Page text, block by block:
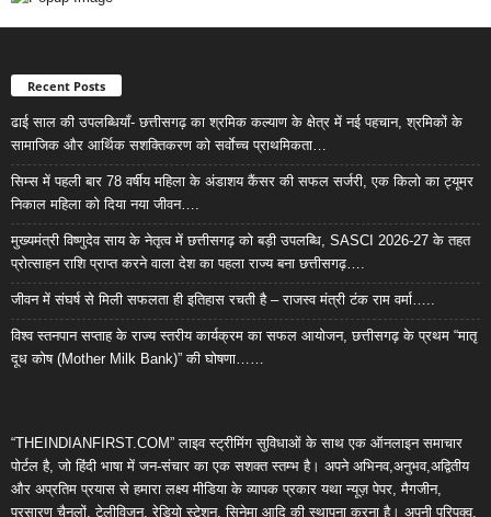
Recent Posts
ढाई साल की उपलब्धियाँ- छत्तीसगढ़ का श्रमिक कल्याण के क्षेत्र में नई पहचान, श्रमिकों के
सामाजिक और आर्थिक सशक्तिकरण को सर्वाेच्च प्राथमिकता…
सिम्स में पहली बार 78 वर्षीय महिला के अंडाशय कैंसर की सफल सर्जरी, एक किलो का ट्यूमर
निकाल महिला को दिया नया जीवन….
मुख्यमंत्री विष्णुदेव साय के नेतृत्व में छत्तीसगढ़ को बड़ी उपलब्धि, SASCI 2026-27 के तहत
प्रोत्साहन राशि प्राप्त करने वाला देश का पहला राज्य बना छत्तीसगढ़….
जीवन में संघर्ष से मिली सफलता ही इतिहास रचती है – राजस्व मंत्री टंक राम वर्मा…..
विश्व स्तनपान सप्ताह के राज्य स्तरीय कार्यक्रम का सफल आयोजन, छत्तीसगढ़ के प्रथम “मातृ
दूध कोष (Mother Milk Bank)” की घोषणा……
“THEINDIANFIRST.COM” लाइव स्ट्रीमिंग सुविधाओं के साथ एक ऑनलाइन समाचार
पोर्टल है, जो हिंदी भाषा में जन-संचार का एक सशक्त स्तम्भ है। अपने अभिनव,अनुभव,अद्वितीय
और अप्रतिम प्रयास से हमारा लक्ष्य मीडिया के व्यापक प्रकार यथा न्यूज़ पेपर, मैगजीन,
प्रसारण चैनलों, टेलीविजन, रेडियो स्टेशन, सिनेमा आदि की स्थापना करना है। अपनी परिपक्व,